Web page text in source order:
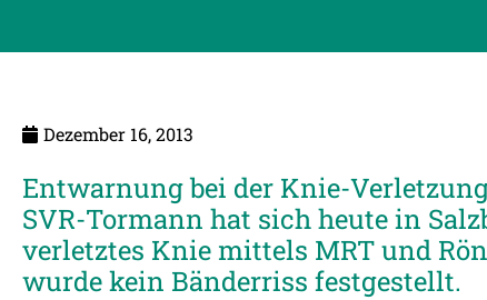
Dezember 16, 2013
Entwarnung bei der Knie-
SVR-Tormann hat sich heute in
verletztes Knie mittels MRT und
wurde kein Bänderriss festgestellt.